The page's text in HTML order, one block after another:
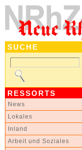
SUCHE
RESSORTS
News
Lokales
Inland
Arbeit und Soziales